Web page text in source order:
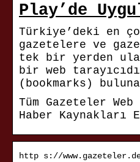
Play’de
Türkiye’deki en
gazetelere ve
tek bir yerden
bir web
(bookmarks)
Tüm Gazeteler
Haber
http s://